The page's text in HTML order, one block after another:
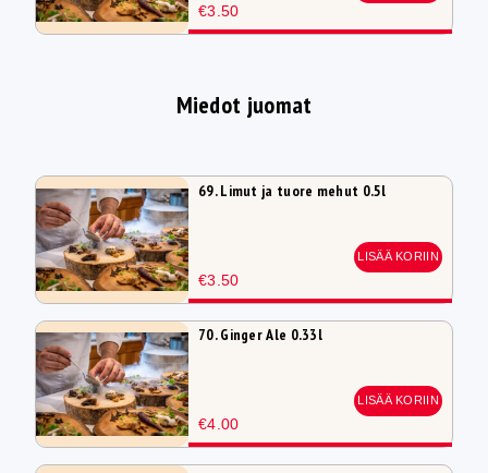
€3.50
Miedot juomat
69. Limut ja tuore mehut 0.5l
€3.50
LISÄÄ KORIIN
70. Ginger Ale 0.33l
€4.00
LISÄÄ KORIIN